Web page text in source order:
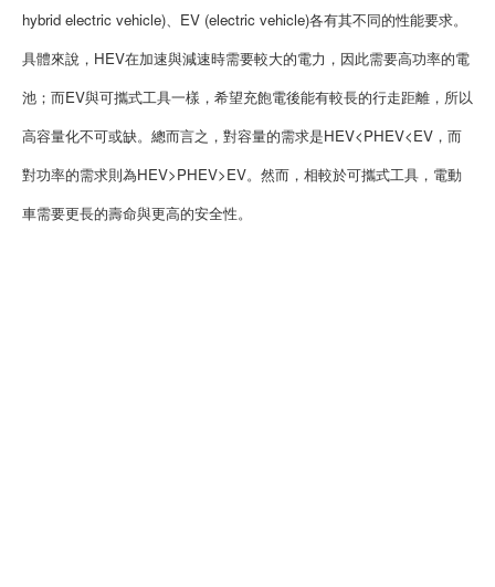
hybrid electric vehicle)、EV (electric vehicle)各有其不同的性能要求。
具體來說，HEV在加速與減速時需要較大的電力，因此需要高功率的電
池；而EV與可攜式工具一樣，希望充飽電後能有較長的行走距離，所以
高容量化不可或缺。總而言之，對容量的需求是HEV<PHEV<EV，而
對功率的需求則為HEV>PHEV>EV。然而，相較於可攜式工具，電動
車需要更長的壽命與更高的安全性。